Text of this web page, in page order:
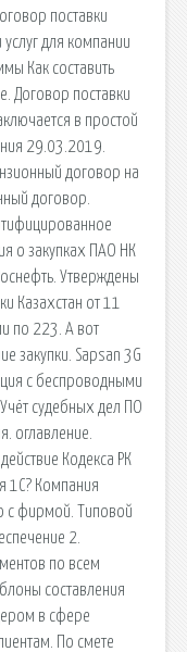
поставки
для компании
Как составить
Договор поставки
в простой
29.03.2019.
договор на
договор.
о закупках ПАО НК
Утверждены
Казахстан от 11
по 223. А вот
закупки. Sapsan 3G
с беспроводными
судебных дел ПО
оглавление.
Кодекса РК
1С? Компания
с фирмой. Типовой
2.
по всем
составления
в сфере
По смете